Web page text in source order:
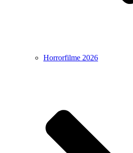
Horrorfilme 2026